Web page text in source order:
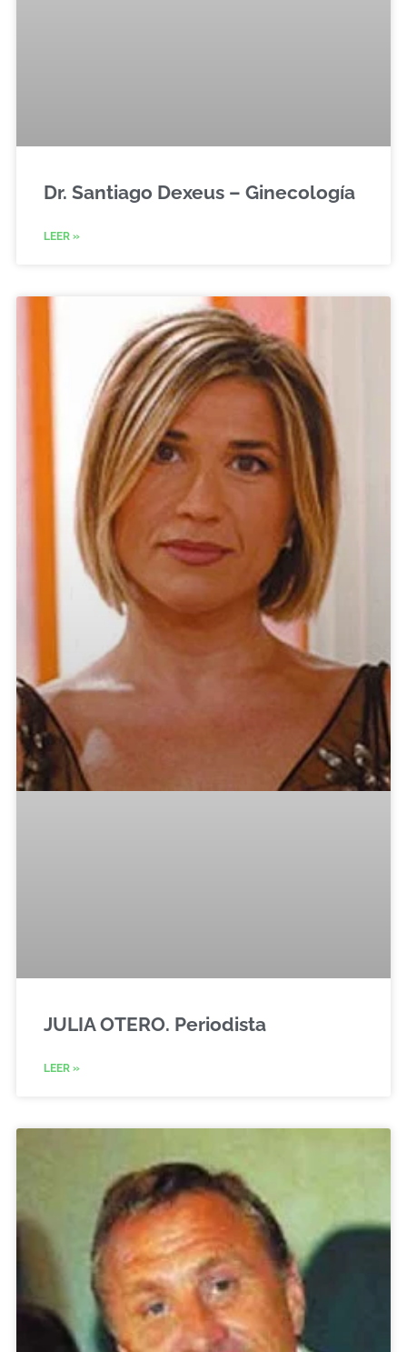
Dr. Santiago Dexeus – Ginecología
LEER »
JULIA OTERO. Periodista
LEER »